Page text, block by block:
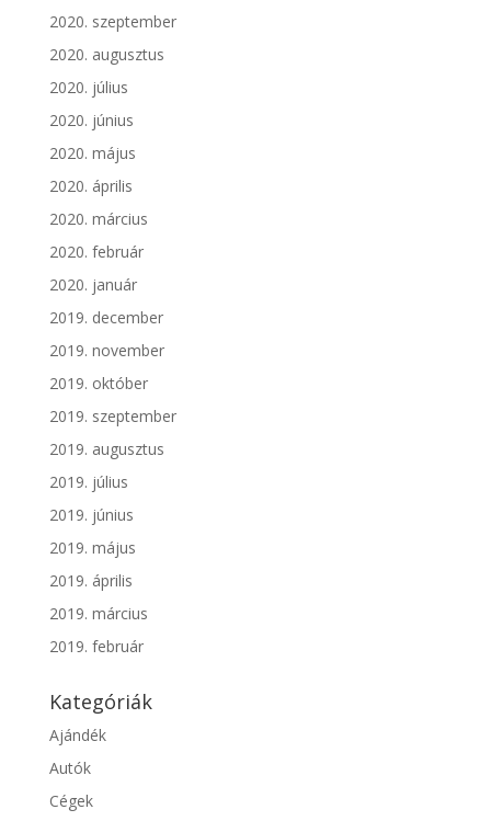
2020. szeptember
2020. augusztus
2020. július
2020. június
2020. május
2020. április
2020. március
2020. február
2020. január
2019. december
2019. november
2019. október
2019. szeptember
2019. augusztus
2019. július
2019. június
2019. május
2019. április
2019. március
2019. február
Kategóriák
Ajándék
Autók
Cégek